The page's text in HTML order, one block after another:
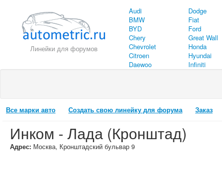
Линейки для форумов
Audi
BMW
BYD
Chery
Chevrolet
Citroen
Daewoo
Dodge
Fiat
Ford
Great Wall
Honda
Hyundai
Infiniti
Все марки авто Создать свою линейку для форума Заказ
Инком - Лада (Кронштад)
Адрес: Москва, Кронштадский бульвар 9